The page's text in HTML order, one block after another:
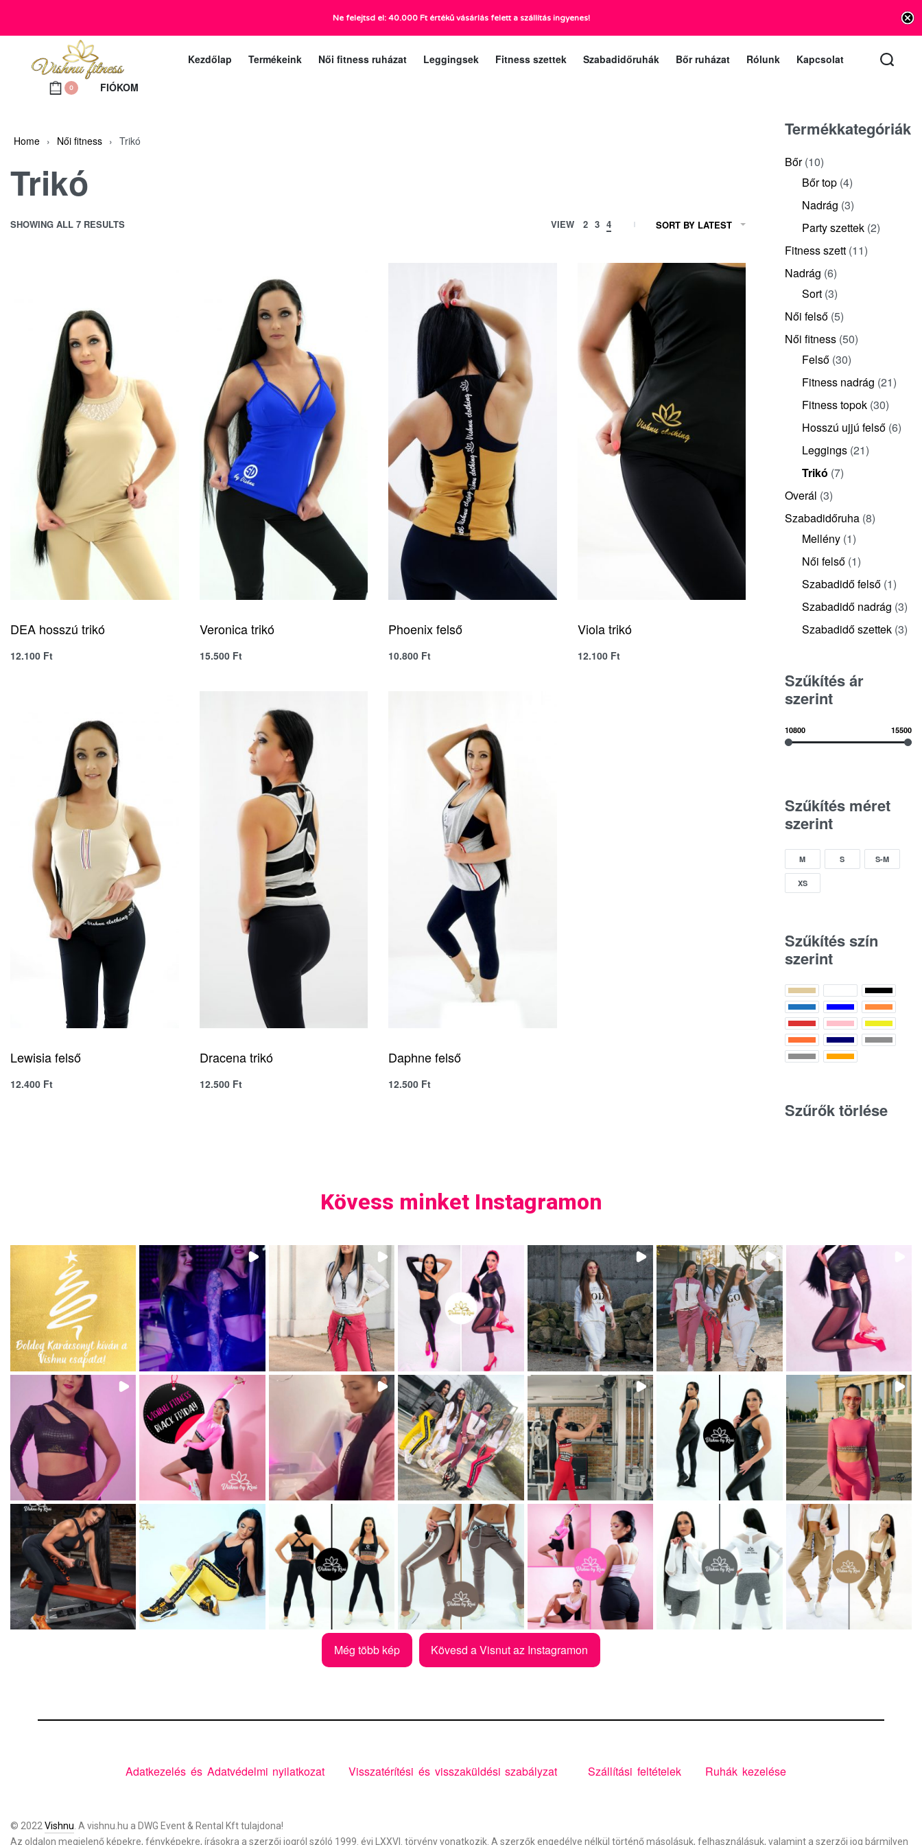
Kezdőlap Termékeink Női fitness ruházat Leggingsek Fitness szettek Szabadidőruhák Bőr ruházat Rólunk Kapcsolat
0 FIÓKOM
Home › Női fitness › Trikó
Trikó
SHOWING ALL 7 RESULTS VIEW 2 3 4 SORT BY LATEST
DEA hosszú trikó
12.100 Ft
Veronica trikó
15.500 Ft
Phoenix felső
10.800 Ft
Viola trikó
12.100 Ft
Lewisia felső
12.400 Ft
Dracena trikó
12.500 Ft
Daphne felső
12.500 Ft
Termékkategóriák
Bőr (10)
Bőr top (4)
Nadrág (3)
Party szettek (2)
Fitness szett (11)
Nadrág (6)
Sort (3)
Női felső (5)
Női fitness (50)
Felső (30)
Fitness nadrág (21)
Fitness topok (30)
Hosszú ujjú felső (6)
Leggings (21)
Trikó (7)
Overál (3)
Szabadidőruha (8)
Mellény (1)
Női felső (1)
Szabadidő felső (1)
Szabadidő nadrág (3)
Szabadidő szettek (3)
Szűkítés ár
szerint
10800 15500
Szűkítés méret
szerint
M S S-M
XS
Szűkítés szín
szerint
Szűrők törlése
Kövess minket Instagramon
Még több kép Kövesd a Visnut az Instagramon
Ruhák kezelése
Szállítási feltételek
Visszatérítési és visszaküldési szabályzat
Adatkezelés és Adatvédelmi nyilatkozat
© 2022Vishnu. A vishnu.hu a DWG Event & Rental Kfttulajdona!
Az oldalon megjelenő képekre, fényképekre, írásokra a szerzői jogról szóló 1999. évi LXXVI. törvény vonatkozik. A szerzők engedélye nélkül történő másolásuk, felhasználásuk, valamint a szerzői jog bármilyen
Ne felejtsd el: 40.000 Ft értékű vásárlás felett a szállítás ingyenes!